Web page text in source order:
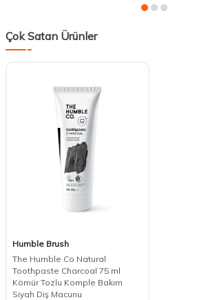
Çok Satan Ürünler
Humble Brush
The Humble Co Natural
Toothpaste Charcoal 75 ml
Kömür Tozlu Komple Bakım
Siyah Diş Macunu